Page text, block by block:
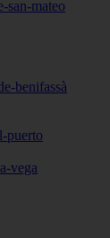
san-mateo
benifassà
puerto
vega